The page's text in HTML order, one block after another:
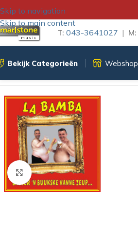
Skip to navigation
Skip to main content
T: 043-3641027 | M:
Bekijk Categorieën Webshop
Klik om te vergroten